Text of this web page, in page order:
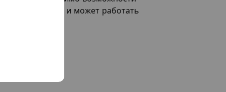
не «устает» и может работать